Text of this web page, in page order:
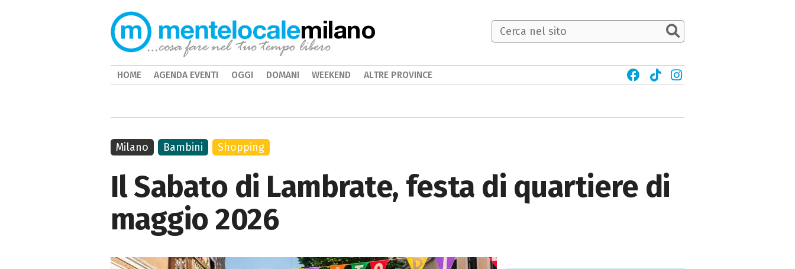
Il Sabato di Lambrate, festa di quartiere di
maggio 2026
Milano Bambini Shopping
milano
HOME AGENDA EVENTI OGGI DOMANI WEEKEND ALTRE PROVINCE